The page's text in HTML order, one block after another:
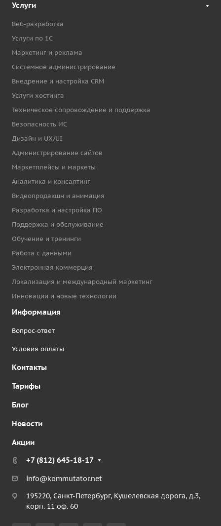
Услуги
Веб-разработка
Услуги по 1С
Маркетинг и реклама
Системное администрирование
Внедрение и настройка CRM
Услуги хостинга
Техническое сопровождение и поддержка
Безопасность ИС
Дизайн и UX/UI
Администрирование сайтов
Маркетплейсы и маркеты
Аналитика и консалтинг
Видеопродакшн и анимация
Разработка и настройка ПО
Поддержка и обслуживание
Обучение и тренинги
Работа с данными
Электронная коммерция
Локализация и международный маркетинг
Инновации и новые технологии
Информация
Вопрос-ответ
Условия оплаты
Контакты
Тарифы
Блог
Новости
Акции
+7 (812) 645-18-17
info@kommutator.net
195220, Санкт-Петербург, Кушелевская дорога, д.3,
корп. 11 оф. 60